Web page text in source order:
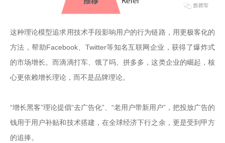
这种理论模型追求用技术手段影响用户的行为链路，用更极客化的
方法，帮助Facebook、Twitter等知名互联网企业，获得了爆炸式
的市场增长。而滴滴打车、饿了吗、拼多多，这类企业的崛起，核
心更依赖增长理论，而不是品牌理论。
“增长黑客”理论提倡“去广告化”、“老用户带新用户”，把投放广告的
钱用于用户补贴和技术搭建，在全球经济下行之余，更是受到甲方
的追捧。